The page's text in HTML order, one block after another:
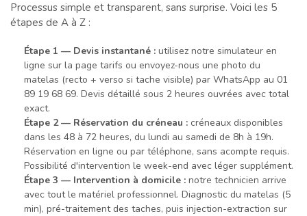
Processus simple et transparent, sans surprise. Voici les 5
étapes de A à Z :
Étape 1 — Devis instantané : utilisez notre simulateur en
ligne sur la page tarifs ou envoyez-nous une photo du
matelas (recto + verso si tache visible) par WhatsApp au 01
89 19 68 69. Devis détaillé sous 2 heures ouvrées avec total
exact.
Étape 2 — Réservation du créneau : créneaux disponibles
dans les 48 à 72 heures, du lundi au samedi de 8h à 19h.
Réservation en ligne ou par téléphone, sans acompte requis.
Possibilité d'intervention le week-end avec léger supplément.
Étape 3 — Intervention à domicile : notre technicien arrive
avec tout le matériel professionnel. Diagnostic du matelas (5
min), pré-traitement des taches, puis injection-extraction sur